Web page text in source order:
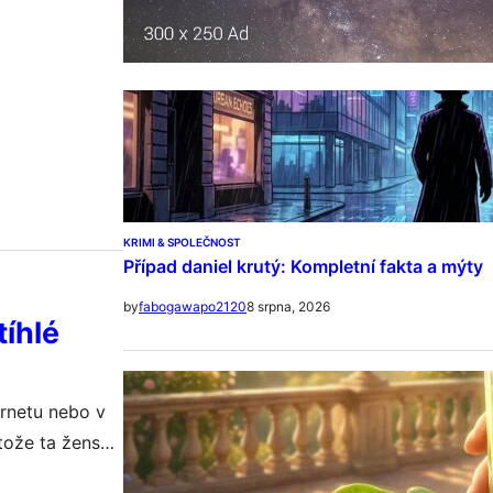
nebo v
ta ženská
KRIMI & SPOLEČNOST
Případ daniel krutý: Kompletní fakta a mýty
byfabogawapo21208 srpna, 2026